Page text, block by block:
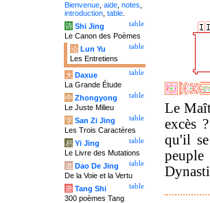
Le
excès
qu'il
Bienvenue aide notes
introduction table
table
诗 Shi Jing
Le Canon des Poèmes
table
论 Lun Yu
Les Entretiens
table
大 Daxue
La Grande Étude
table
中 Zhongyong
Le Juste Milieu
table
字 San Zi Jing
Les Trois Caractères
table
易 Yi Jing
Le Livre des Mutations
table
道 Dao De Jing
De la Voie et la Vertu
table
唐 Tang Shi
300 poèmes Tang